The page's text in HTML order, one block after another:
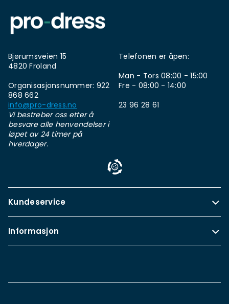
Bjørumsveien 15
4820 Froland
Organisasjonsnummer: 922
868 662
info@pro-dress.no
Vi bestreber oss etter å
besvare alle henvendelser i
løpet av 24 timer på
hverdager.
Telefonen er åpen:
Man - Tors 08:00 - 15:00
Fre - 08:00 - 14:00
23 96 28 61
Kundeservice
Informasjon